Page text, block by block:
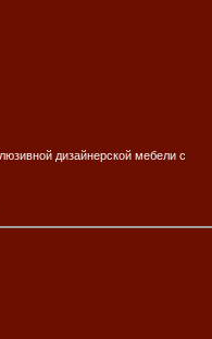
дизайнерской мебели с